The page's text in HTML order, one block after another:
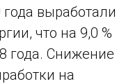
выработали
что на 9,0 %
года. Снижение
на